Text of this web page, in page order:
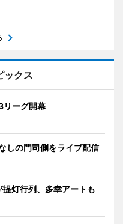
ックス
ーグ開幕
しの門司側をライブ配信
灯行列、多幸アートも